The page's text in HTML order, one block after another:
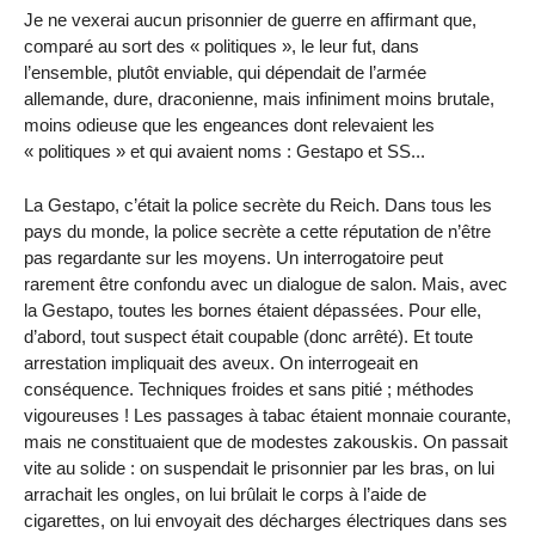
Je ne vexerai aucun prisonnier de guerre en affirmant que,
comparé au sort des « politiques », le leur fut, dans
l’ensemble, plutôt enviable, qui dépendait de l’armée
allemande, dure, draconienne, mais infiniment moins brutale,
moins odieuse que les engeances dont relevaient les
« politiques » et qui avaient noms : Gestapo et SS...
La Gestapo, c’était la police secrète du Reich. Dans tous les
pays du monde, la police secrète a cette réputation de n’être
pas regardante sur les moyens. Un interrogatoire peut
rarement être confondu avec un dialogue de salon. Mais, avec
la Gestapo, toutes les bornes étaient dépassées. Pour elle,
d’abord, tout suspect était coupable (donc arrêté). Et toute
arrestation impliquait des aveux. On interrogeait en
conséquence. Techniques froides et sans pitié ; méthodes
vigoureuses ! Les passages à tabac étaient monnaie courante,
mais ne constituaient que de modestes zakouskis. On passait
vite au solide : on suspendait le prisonnier par les bras, on lui
arrachait les ongles, on lui brûlait le corps à l’aide de
cigarettes, on lui envoyait des décharges électriques dans ses